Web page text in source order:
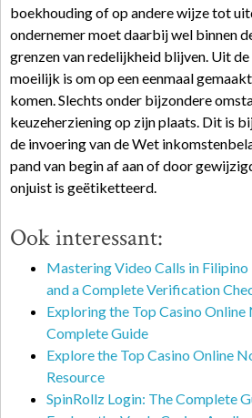
boekhouding of op andere wijze tot
ondernemer moet daarbij wel binnen
grenzen van redelijkheid blijven. Uit
moeilijk is om op een eenmaal
komen. Slechts onder bijzondere
keuzeherziening op zijn plaats. Dit is
de invoering van de Wet
pand van begin af aan of door
onjuist is geëtiketteerd.
Ook interessant:
Mastering Video Calls in
and a Complete Verification
Exploring the Top Casino Online
Complete Guide
Explore the Top Casino Online
Resource
SpinRollz Login: The Complete